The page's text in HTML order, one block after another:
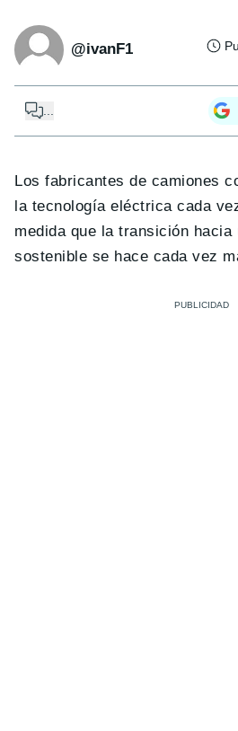
@ivanF1
Los fabricantes de camiones
la tecnología eléctrica cada
medida que la transición hacia
sostenible se hace cada vez